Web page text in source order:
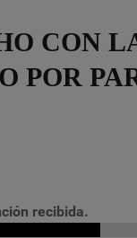
CON
POR
recibida.